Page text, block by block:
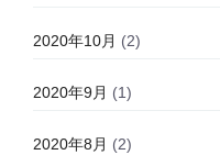
2020年10月 (2)
2020年9月 (1)
2020年8月 (2)